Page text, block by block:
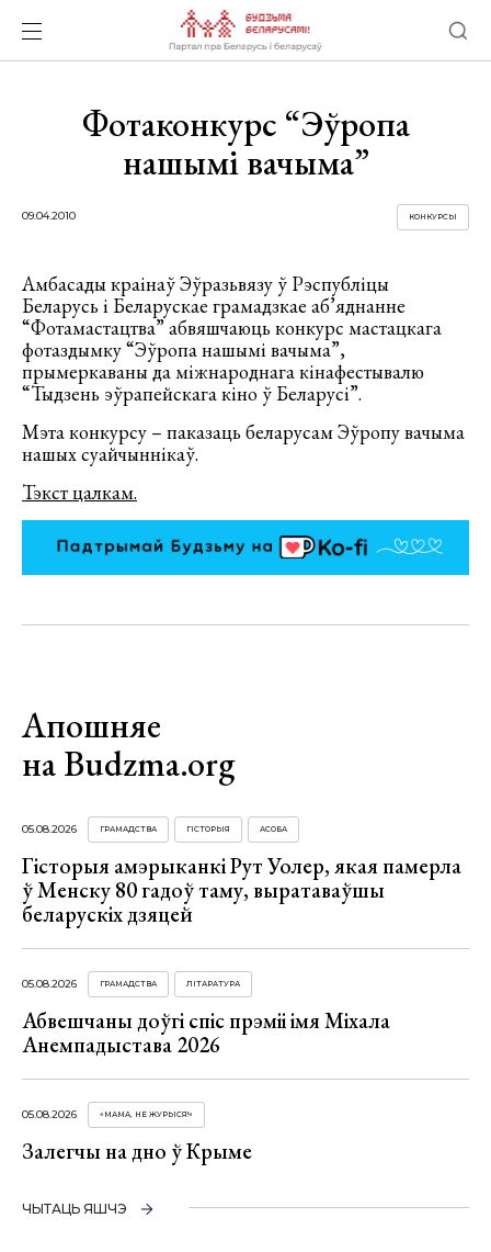
Фотаконкурс “Эўропа
нашымі вачыма”
09.04.2010 КОНКУРСЫ
Амбасады краінаў Эўразьвязу ў Рэспубліцы
Беларусь і Беларускае грамадзкае аб’яднанне
“Фотамастацтва” абвяшчаюць конкурс мастацкага
фотаздымку “Эўропа нашымі вачыма”,
прымеркаваны да міжнароднага кінафестывалю
“Тыдзень эўрапейскага кіно ў Беларусі”.
Мэта конкурсу – паказаць беларусам Эўропу вачыма
нашых суайчыннікаў.
Тэкст цалкам.
Апошняе
на Budzma.org
05.08.2026 ГРАМАДСТВА ГІСТОРЫЯ АСОБА
Гісторыя амэрыканкі Рут Уолер, якая памерла
ў Менску 80 гадоў таму, выратаваўшы
беларускіх дзяцей
05.08.2026 ГРАМАДСТВА ЛІТАРАТУРА
Абвешчаны доўгі спіс прэміі імя Міхала
Анемпадыстава 2026
05.08.2026 «МАМА, НЕ ЖУРЫСЯ!»
Залегчы на дно ў Крыме
ЧЫТАЦЬ ЯШЧЭ